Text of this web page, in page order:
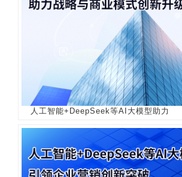
人工智能+DeepSeek等AI大模型助力